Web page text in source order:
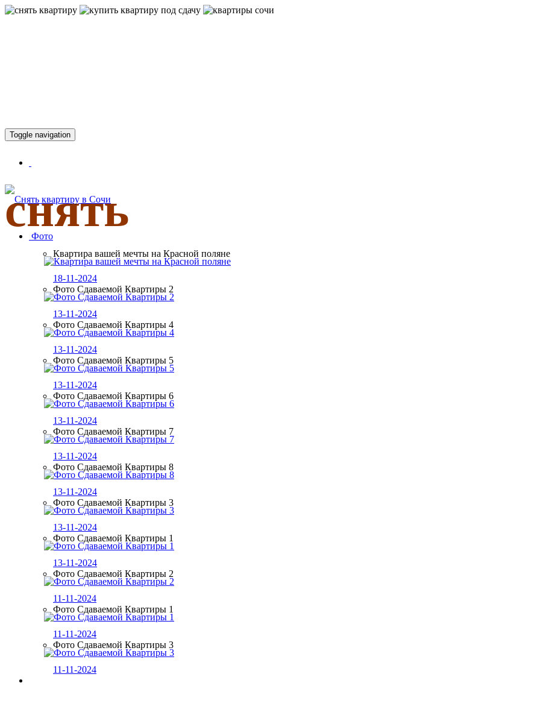
снять
Toggle navigation
Фото
Квартира вашей мечты на Красной поляне
18-11-2024
Фото Сдаваемой Квартиры 2
13-11-2024
Фото Сдаваемой Квартиры 4
13-11-2024
Фото Сдаваемой Квартиры 5
13-11-2024
Фото Сдаваемой Квартиры 6
13-11-2024
Фото Сдаваемой Квартиры 7
13-11-2024
Фото Сдаваемой Квартиры 8
13-11-2024
Фото Сдаваемой Квартиры 3
13-11-2024
Фото Сдаваемой Квартиры 1
13-11-2024
Фото Сдаваемой Квартиры 2
11-11-2024
Фото Сдаваемой Квартиры 1
11-11-2024
Фото Сдаваемой Квартиры 3
11-11-2024